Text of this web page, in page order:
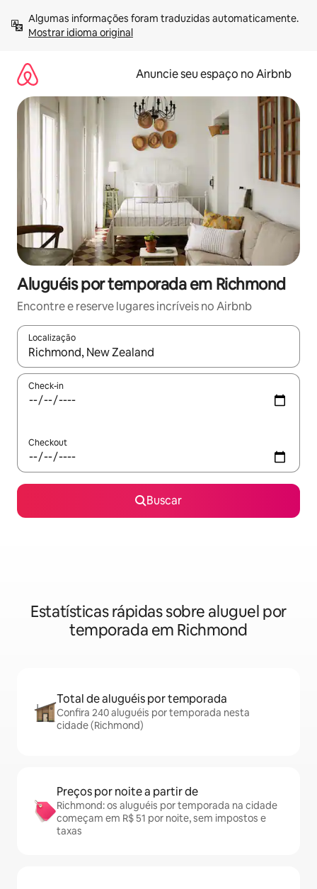
para
Mostrar idioma original
Anuncie seu espaço no Airbnb
Aluguéis por temporada em Richmond
Encontre e reserve lugares incríveis no Airbnb
Localização
Quando os resultados estiverem disponíveis, explore-os
Check-in
Checkout
Buscar
Estatísticas rápidas sobre aluguel por
temporada em Richmond
Total de aluguéis por temporada
Confira 240 aluguéis por temporada nesta
cidade (Richmond)
Preços por noite a partir de
Richmond: os aluguéis por temporada na cidade
começam em R$ 51 por noite, sem impostos e
taxas